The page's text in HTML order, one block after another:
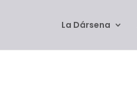
La Dársena